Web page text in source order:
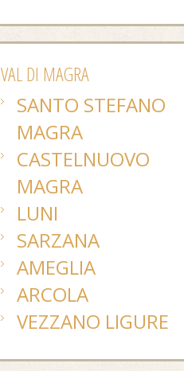
VAL DI MAGRA
SANTO STEFANO
MAGRA
CASTELNUOVO
MAGRA
LUNI
SARZANA
AMEGLIA
ARCOLA
VEZZANO LIGURE